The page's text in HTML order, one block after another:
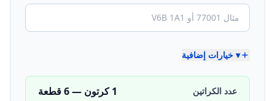
▾ خيارات إضافية
عدد الكراتين 1 كرتون — 6 قطعة